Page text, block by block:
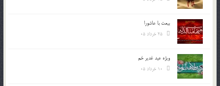
بیعت با عاشورا
ویژه عید غدیر خم